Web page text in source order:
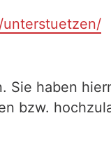
haben
bzw.